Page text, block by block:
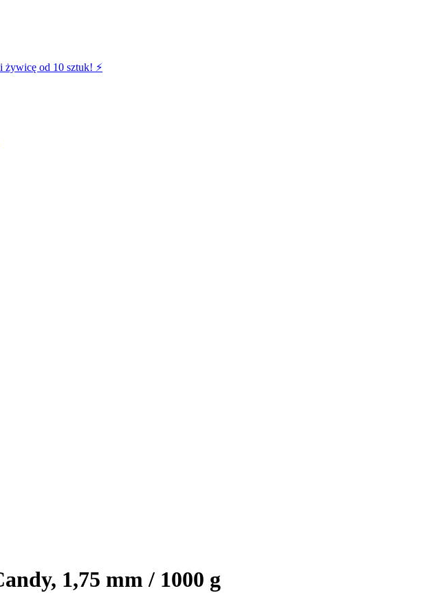
żywicę od 10 sztuk! ⚡️
1,75 mm / 1000 g